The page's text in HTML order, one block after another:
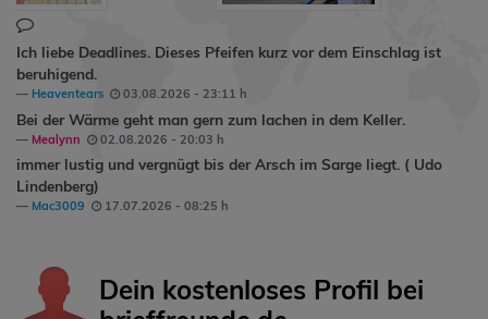
Ich liebe Deadlines. Dieses Pfeifen kurz vor dem Einschlag ist
beruhigend.
Heaventears 03.08.2026 - 23:11 h
Bei der Wärme geht man gern zum lachen in dem Keller.
Mealynn 02.08.2026 - 20:03 h
immer lustig und vergnügt bis der Arsch im Sarge liegt. ( Udo
Lindenberg)
Mac3009 17.07.2026 - 08:25 h
Dein kostenloses Profil bei